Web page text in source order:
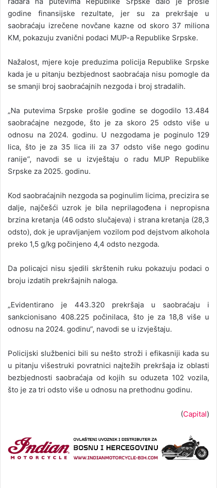
godine finansijske rezultate, jer su za prekršaje u
saobraćaju izrečene novčane kazne od skoro 37 miliona
KM, pokazuju zvanični podaci MUP-a Republike Srpske.
Nažalost, mjere koje preduzima policija Republike Srpske
kada je u pitanju bezbjednost saobraćaja nisu pomogle da
se smanji broj saobraćajnih nezgoda i broj stradalih.
„Na putevima Srpske prošle godine se dogodilo 13.484
saobraćajne nezgode, što je za skoro 25 odsto više u
odnosu na 2024. godinu. U nezgodama je poginulo 129
lica, što je za 35 lica ili za 37 odsto više nego godinu
ranije“, navodi se u izvještaju o radu MUP Republike
Srpske za 2025. godinu.
Kod saobraćajnih nezgoda sa poginulim licima, precizira se
dalje, najčešći uzrok je bila neprilagođena i nepropisna
brzina kretanja (46 odsto slučajeva) i strana kretanja (28,3
odsto), dok je upravljanjem vozilom pod dejstvom alkohola
preko 1,5 g/kg počinjeno 4,4 odsto nezgoda.
Da policajci nisu sjedili skrštenih ruku pokazuju podaci o
broju izdatih prekršajnih naloga.
„Evidentirano je 443.320 prekršaja u saobraćaju i
sankcionisano 408.225 počinilaca, što je za 18,8 više u
odnosu na 2024. godinu“, navodi se u izvještaju.
Policijski službenici bili su nešto stroži i efikasniji kada su
u pitanju višestruki povratnici najtežih prekršaja iz oblasti
bezbjednosti saobraćaja od kojih su oduzeta 102 vozila,
što je za tri odsto više u odnosu na prethodnu godinu.
(Capital)